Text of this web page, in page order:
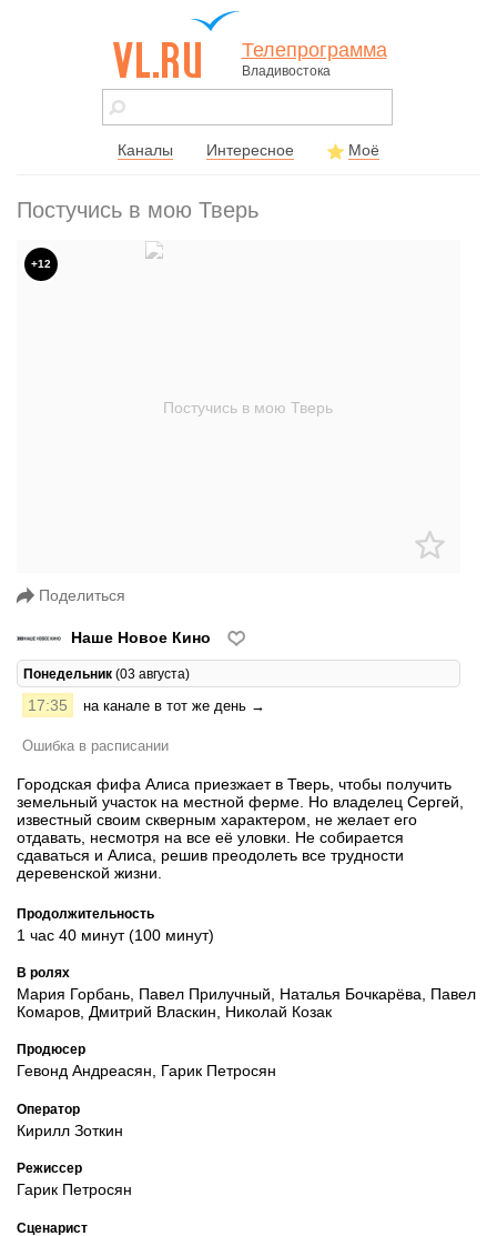
vl.ru - сайт
города
Телепрограмма
Владивостока
Каналы Интересное Моё
Постучись в мою Тверь
+12
Поделиться
Наше Новое Кино
Понедельник (03 августа)
17:35 на канале в тот же день →
Ошибка в расписании
Городская фифа Алиса приезжает в Тверь, чтобы получить
земельный участок на местной ферме. Но владелец Сергей,
известный своим скверным характером, не желает его
отдавать, несмотря на все её уловки. Не собирается
сдаваться и Алиса, решив преодолеть все трудности
деревенской жизни.
Продолжительность
1 час 40 минут (100 минут)
В ролях
Мария Горбань, Павел Прилучный, Наталья Бочкарёва, Павел
Комаров, Дмитрий Власкин, Николай Козак
Продюсер
Гевонд Андреасян, Гарик Петросян
Оператор
Кирилл Зоткин
Режиссер
Гарик Петросян
Сценарист